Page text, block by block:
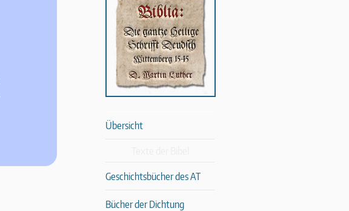
Übersicht
Geschichtsbücher des AT
Bücher der Dichtung